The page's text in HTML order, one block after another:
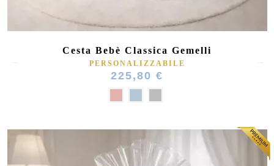
Cesta Bebè Classica Gemelli
PERSONALIZZABILE
225,80 €